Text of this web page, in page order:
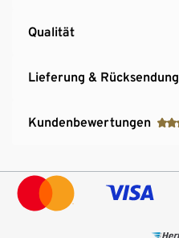
Qualität
Lieferung & Rücksendung
Kundenbewertungen